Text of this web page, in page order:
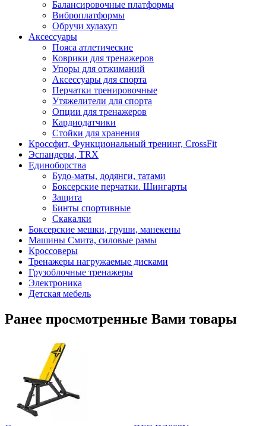
Балансировочные платформы
Виброплатформы
Обручи хулахуп
Аксессуары
Пояса атлетические
Коврики для тренажеров
Упоры для отжиманий
Аксессуары для спорта
Перчатки тренировочные
Утяжелители для спорта
Опции для тренажеров
Кардиодатчики
Стойки для хранения
Кроссфит, Функциональный тренинг, CrossFit
Эспандеры, TRX
Единоборства
Будо-маты, додянги, татами
Боксерские перчатки. Шингарты
Защита
Бинты спортивные
Скакалки
Боксерские мешки, груши, манекены
Машины Смита, силовые рамы
Кроссоверы
Тренажеры нагружаемые дисками
Грузоблочные тренажеры
Электроника
Детская мебель
Ранее просмотренные Вами товары